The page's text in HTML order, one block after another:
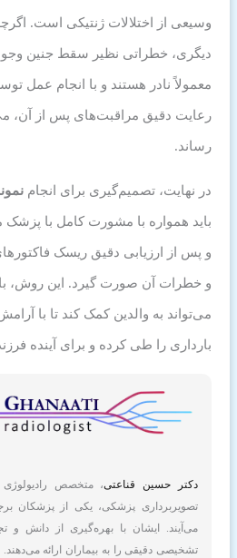
وسیعی از اختلالات ژنتیکی است.
دیگری، خطراتی نظیر سقط جنین
معمولاً نادر هستند و با انجام عمل
رعایت دقیق مراقبت‌های پس از آن،
رساند.
در نهایت، تصمیم‌گیری برای انجام
باید همواره با مشورت کامل با
و پس از ارزیابی دقیق ریسک
و خطرات آن صورت گیرد. این روش، با
می‌تواند به والدین کمک کند تا با
بارداری را طی کرده و برای آینده
دکتر حسین قناعتی، متخصص رادیولوژی
تصویربرداری پزشکی، یکی از پزشکان
می‌آیند. ایشان با بهره‌گیری از دانش و
تشخیصی دقیقی را به بیماران ارائه می‌دهند.